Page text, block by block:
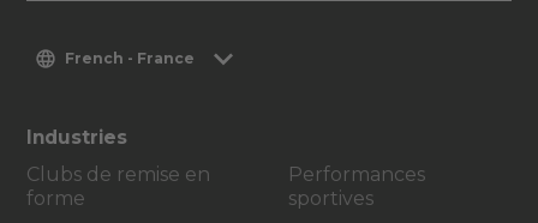
French - France
Industries
Clubs de remise en
forme
Performances
sportives